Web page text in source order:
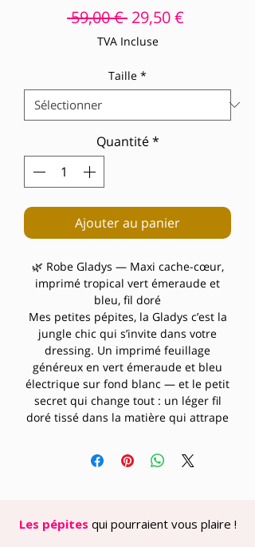
59,00 € Prix original
29,50 €Prix
TVA Incluse
Taille *
Quantité *
Ajouter au panier
🌿 Robe Gladys — Maxi cache-cœur,
imprimé tropical vert émeraude et
bleu, fil doré
Mes petites pépites, la Gladys c’est la
jungle chic qui s’invite dans votre
dressing. Un imprimé feuillage
généreux en vert émeraude et bleu
électrique sur fond blanc — et le petit
secret qui change tout : un léger fil
doré tissé dans la matière qui attrape
Discret le jour, magique en soirée.
🌿 L’imprimé : Grand feuillage tropical
mauve sur fond blanc. Vivant, frais,
lumineux. Et ce fil doré qui scintille…
Les pépites qui pourraient vous plaire !